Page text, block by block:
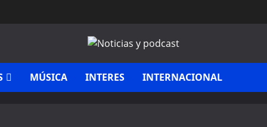
MÚSICA INTERES INTERNACIONAL